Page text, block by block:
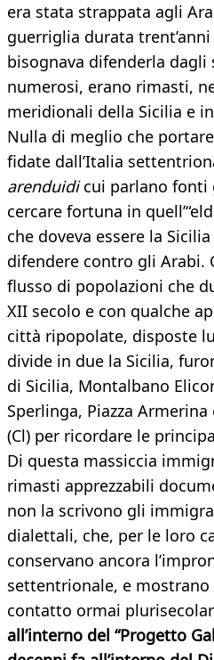
era stata strappata agli
guerriglia durata trent’anni
bisognava difenderla dagli
numerosi, erano rimasti,
meridionali della Sicilia e
Nulla di meglio che
fidate dall’Italia
arenduidicui parlano fonti
cercare fortuna in
che doveva essere la
difendere contro gli Arabi.
flusso di popolazioni che
XII secolo e con qualche
città ripopolate, disposte
divide in due la Sicilia,
di Sicilia, Montalbano
Sperlinga, Piazza
(Cl) per ricordare le
Di questa massiccia
rimasti apprezzabili
non la scrivono gli
dialettali, che, per le loro
conservano ancora
settentrionale, e
contatto ormai
all’interno del “Progetto